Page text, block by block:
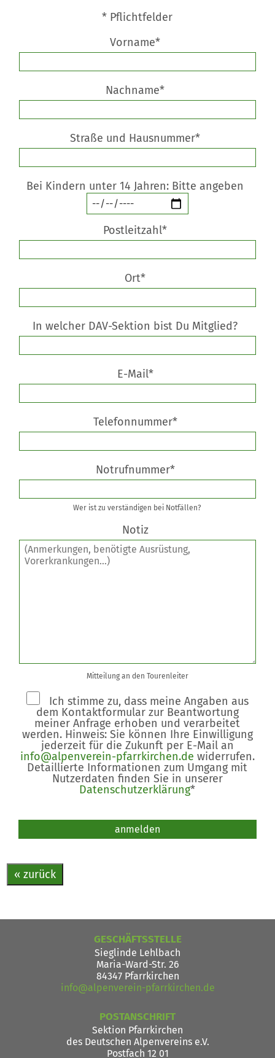
* Pflichtfelder
Vorname*
Nachname*
Straße und Hausnummer*
Bei Kindern unter 14 Jahren: Bitte angeben
Postleitzahl*
Ort*
In welcher DAV-Sektion bist Du Mitglied?
E-Mail*
Telefonnummer*
Notrufnummer*
Wer ist zu verständigen bei Notfällen?
Notiz
Mitteilung an den Tourenleiter
Ich stimme zu, dass meine Angaben aus
dem Kontaktformular zur Beantwortung
meiner Anfrage erhoben und verarbeitet
werden. Hinweis: Sie können Ihre Einwilligung
jederzeit für die Zukunft per E-Mail an
info@alpenverein-pfarrkirchen.de widerrufen.
Detaillierte Informationen zum Umgang mit
Nutzerdaten finden Sie in unserer
Datenschutzerklärung*
Bitte nicht ausfüllen.anmelden
« zurück
GESCHÄFTSSTELLE
Sieglinde Lehlbach
Maria-Ward-Str. 26
84347 Pfarrkirchen
info@alpenverein-pfarrkirchen.de
POSTANSCHRIFT
Sektion Pfarrkirchen
des Deutschen Alpenvereins e.V.
Postfach 12 01